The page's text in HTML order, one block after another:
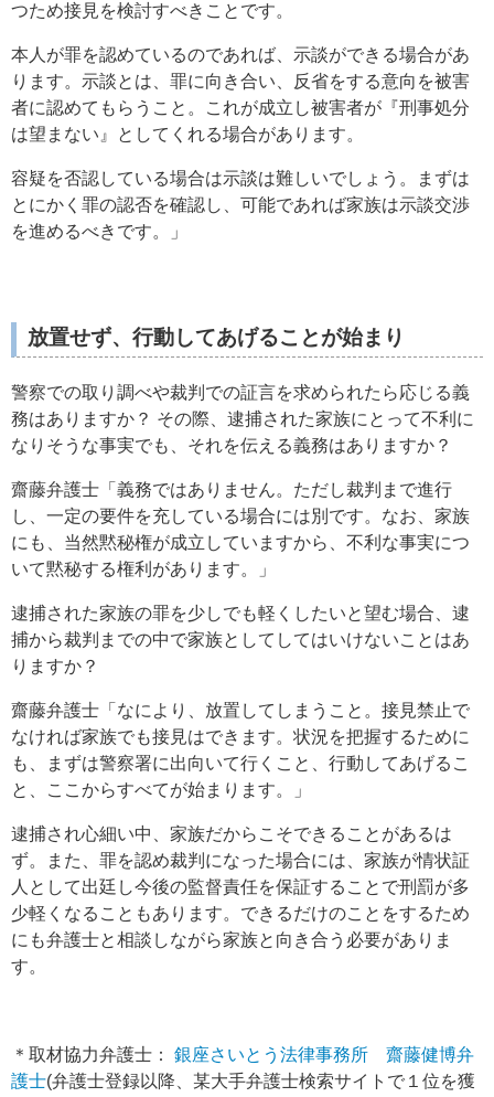
つため接見を検討すべきことです。
本人が罪を認めているのであれば、示談ができる場合があ
ります。示談とは、罪に向き合い、反省をする意向を被害
者に認めてもらうこと。これが成立し被害者が『刑事処分
は望まない』としてくれる場合があります。
容疑を否認している場合は示談は難しいでしょう。まずは
とにかく罪の認否を確認し、可能であれば家族は示談交渉
を進めるべきです。」
放置せず、行動してあげることが始まり
警察での取り調べや裁判での証言を求められたら応じる義
務はありますか？ その際、逮捕された家族にとって不利に
なりそうな事実でも、それを伝える義務はありますか？
齋藤弁護士「義務ではありません。ただし裁判まで進行
し、一定の要件を充している場合には別です。なお、家族
にも、当然黙秘権が成立していますから、不利な事実につ
いて黙秘する権利があります。」
逮捕された家族の罪を少しでも軽くしたいと望む場合、逮
捕から裁判までの中で家族としてしてはいけないことはあ
りますか？
齋藤弁護士「なにより、放置してしまうこと。接見禁止で
なければ家族でも接見はできます。状況を把握するために
も、まずは警察署に出向いて行くこと、行動してあげるこ
と、ここからすべてが始まります。」
逮捕され心細い中、家族だからこそできることがあるは
ず。また、罪を認め裁判になった場合には、家族が情状証
人として出廷し今後の監督責任を保証することで刑罰が多
少軽くなることもあります。できるだけのことをするため
にも弁護士と相談しながら家族と向き合う必要がありま
す。
＊取材協力弁護士： 銀座さいとう法律事務所
齋藤健博弁
護士(弁護士登録以降、某大手弁護士検索サイトで１位を獲